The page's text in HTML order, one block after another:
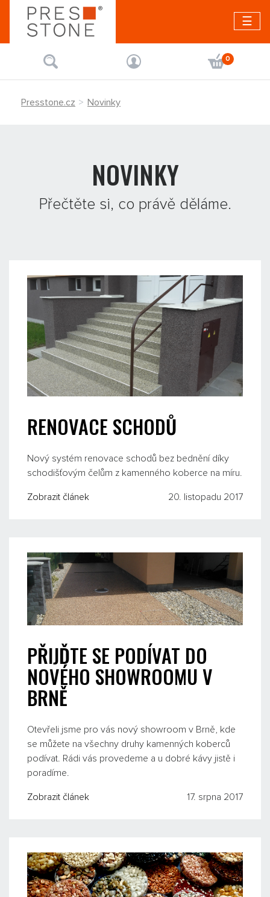
☰
0
Presstone.cz Novinky
NOVINKY
Přečtěte si, co právě děláme.
RENOVACE SCHODŮ
Nový systém renovace schodů bez bednění díky
schodišťovým čelům z kamenného koberce na míru.
Zobrazit článek 20. listopadu 2017
PŘIJĎTE SE PODÍVAT DO
NOVÉHO SHOWROOMU V
BRNĚ
Otevřeli jsme pro vás nový showroom v Brně, kde
se můžete na všechny druhy kamenných koberců
podívat. Rádi vás provedeme a u dobré kávy jistě i
poradíme.
Zobrazit článek 17. srpna 2017